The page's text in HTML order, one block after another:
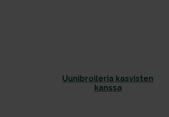
Uunibroileria kasvisten
kanssa